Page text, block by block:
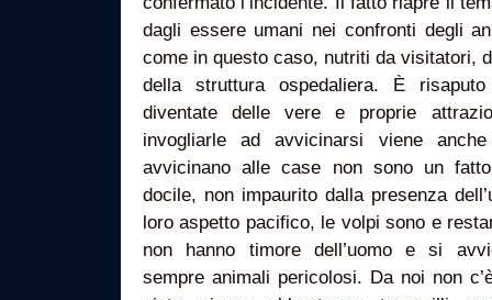
dagli essere umani nei confronti degli
come in questo caso, nutriti da visitatori,
della struttura ospedaliera. È
diventate delle vere e proprie
invogliarle ad avvicinarsi viene
avvicinano alle case non sono un
docile, non impaurito dalla presenza
loro aspetto pacifico, le volpi sono e
non hanno timore dell’uomo e si
sempre animali pericolosi. Da noi non